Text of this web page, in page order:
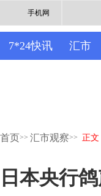
手机网
7*24快讯 汇市
首页>> 汇市观察>> 正文
日本央行